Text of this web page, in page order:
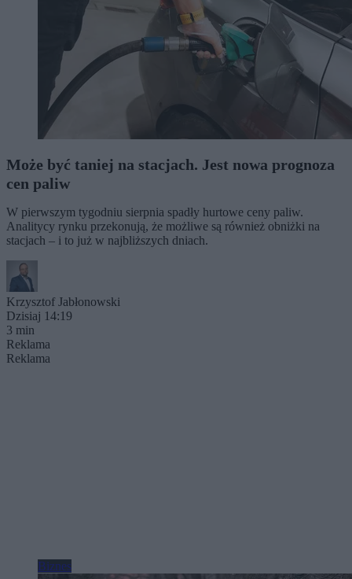
Może być taniej na stacjach. Jest nowa prognoza
cen paliw
W pierwszym tygodniu sierpnia spadły hurtowe ceny paliw.
Analitycy rynku przekonują, że możliwe są również obniżki na
stacjach – i to już w najbliższych dniach.
Krzysztof Jabłonowski
Dzisiaj 14:19
3 min
Reklama
Reklama
Biznes